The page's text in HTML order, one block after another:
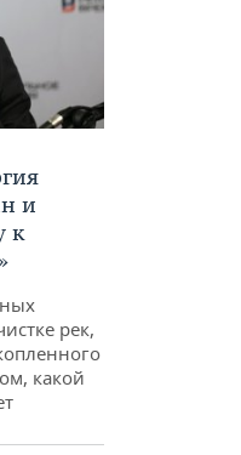
и
к
рек,
какой